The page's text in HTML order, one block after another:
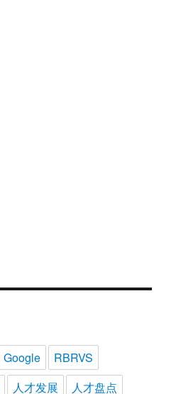
Google
RBRVS
人才发展
人才盘点